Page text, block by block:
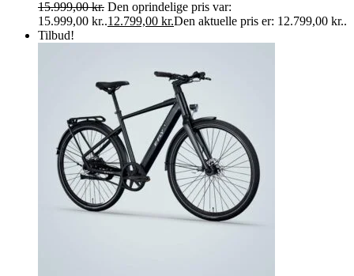
15.999,00kr. Den oprindelige pris var:
15.999,00 kr..12.799,00 kr.Den aktuelle pris er: 12.799,00 kr..
Tilbud!